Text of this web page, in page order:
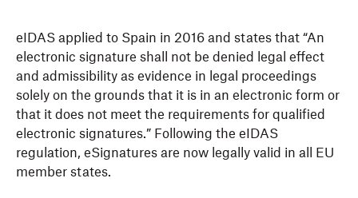
eIDAS applied to Spain in 2016 and states that “An
electronic signature shall not be denied legal effect
and admissibility as evidence in legal proceedings
solely on the grounds that it is in an electronic form or
that it does not meet the requirements for qualified
electronic signatures.” Following the eIDAS
regulation, eSignatures are now legally valid in all EU
member states.